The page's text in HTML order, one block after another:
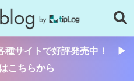
種サイトで好評発売中！ ▶
こちらから